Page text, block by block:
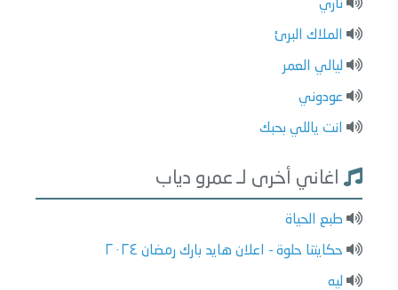
ناري
الملاك البرئ
ليالي العمر
عودوني
انت ياللي بحبك
اغاني أخرى لـ عمرو دياب
طبع الحياة
حكايتنا حلوة - اعلان هايد بارك رمضان ٢٠٢٤
ليه